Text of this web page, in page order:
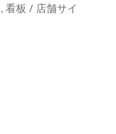
,看板 / 店舗サイ